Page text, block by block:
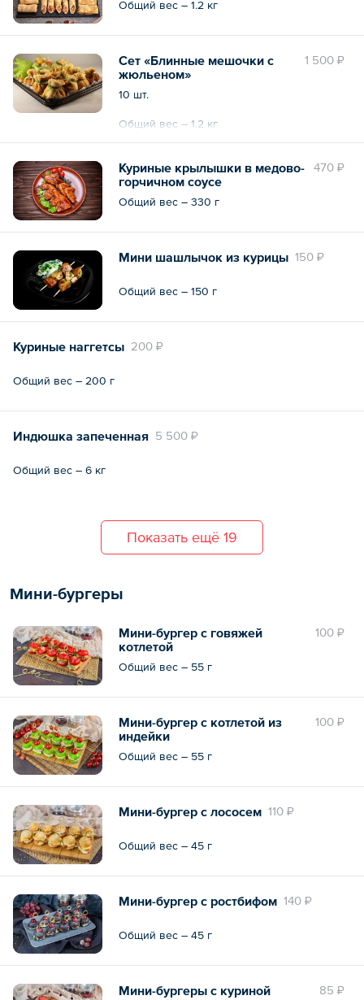
Общий вес – 1.2 кг
1 500 ₽
Сет «Блинные мешочки с
жюльеном»
10 шт.
Общий вес – 1.2 кг
470 ₽
Куриные крылышки в медово-
горчичном соусе
Общий вес – 330 г
150 ₽
Мини шашлычок из курицы
Общий вес – 150 г
200 ₽
Куриные наггетсы
Общий вес – 200 г
5 500 ₽
Индюшка запеченная
Общий вес – 6 кг
Показать ещё 19
Мини-бургеры
100 ₽
Мини-бургер с говяжей
котлетой
Общий вес – 55 г
100 ₽
Мини-бургер с котлетой из
индейки
Общий вес – 55 г
110 ₽
Мини-бургер с лососем
Общий вес – 45 г
140 ₽
Мини-бургер с ростбифом
Общий вес – 45 г
85 ₽
Мини-бургеры с куриной